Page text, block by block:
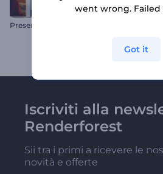
Iscriviti alla
Renderforest
Sii tra i primi a ricevere le
novità e offerte
went wrong.
Got it